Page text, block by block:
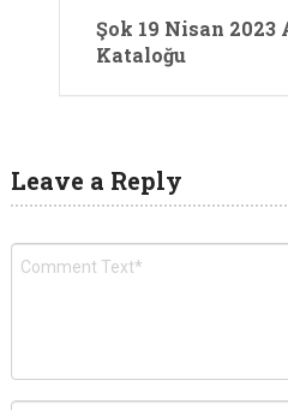
Şok 19 Nisan 2023
Kataloğu
Leave a Reply